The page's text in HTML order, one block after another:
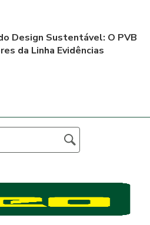
Design Sustentável: O PVB
da Linha Evidências